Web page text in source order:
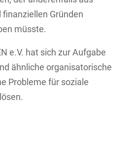
finanziellen Gründen
müsste.
e.V. hat sich zur Aufgabe
ähnliche organisatorische
Probleme für soziale